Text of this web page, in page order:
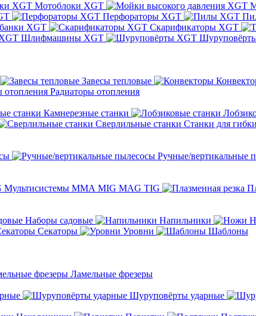
Мотоблоки XGT
Перфораторы XGT
XGT Скарификаторы XGT
Шлифмашины XGT
Завесы тепловые
Радиаторы отопления
Камнерезные станки
Сверлильные станки Станки для
Ручные/вертикальные
Мультисистемы ММА MIG MAG TIG
Наборы садовые Напильники
Секаторы Уровни
Шаблоны
Ламельные фрезеры
Шуруповёрты ударные